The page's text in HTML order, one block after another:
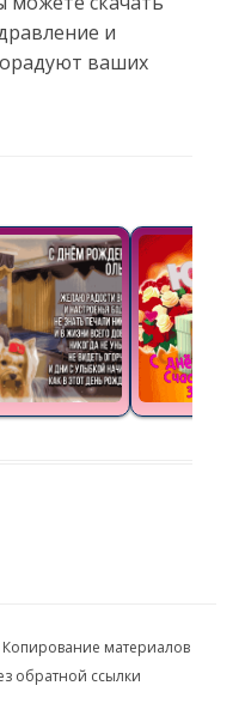
и
ваших
Копирование материалов
обратной ссылки